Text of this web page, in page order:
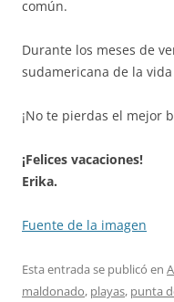
común.
Durante los meses de
sudamericana de la
¡No te pierdas el mejor
¡Felices vacaciones!
Erika.
Fuente de la imagen
Esta entrada se publicó en
maldonado, playas, punta